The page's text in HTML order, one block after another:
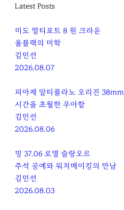
A
A
Latest Posts
미도 멀티포트 8 원 크라운
올블랙의 미학
김민선
2026.08.07
피아제 알티플라노 오리진 38mm
시간을 초월한 우아함
김민선
2026.08.06
밍 37.06 로열 슬랑오르
주석 공예와 워치메이킹의 만남
김민선
2026.08.03